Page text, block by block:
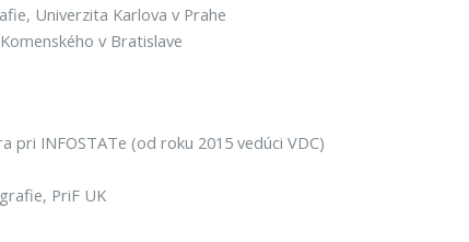
Univerzita Karlova v Prahe
v Bratislave
pri INFOSTATe (od roku 2015 vedúci VDC)
PriF UK